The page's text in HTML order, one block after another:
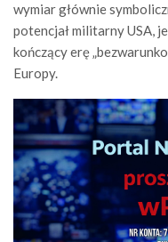
wymiar głównie
potencjał militarny USA,
kończący erę
Europy.